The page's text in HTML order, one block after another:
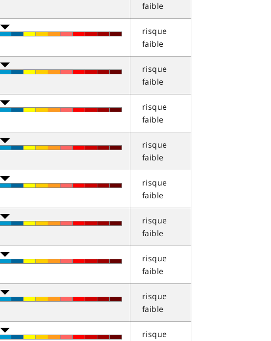
faible
risque
faible
risque
faible
risque
faible
risque
faible
risque
faible
risque
faible
risque
faible
risque
faible
risque